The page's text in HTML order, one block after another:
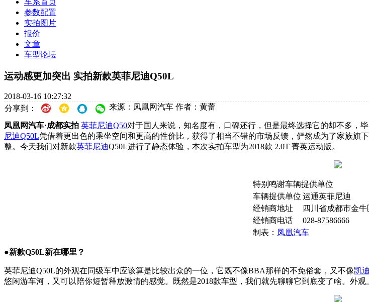
参数配置
实拍图片
报价
文章
车型论坛
运动感更加突出 实拍新款英菲尼迪Q50L
2018-03-16 10:27:32
分享到：
来源：凤凰网汽车 作者：黄蕾
凤凰网汽车·成都实拍 英菲尼迪Q50对于国人来说，知名度有，口碑还行，但是最终选择它的却不多，
尼迪Q50L凭借着更出色的乘坐空间和更高的性价比，获得了相当不错的市场反馈，俨然成为了家族
整。今天我们对新款英菲尼迪Q50L进行了静态体验，本次实拍车型为2018款 2.0T 菁英运动版。
特别鸣谢车辆提供单位
车辆提供单位 运通英菲尼迪
经销商地址
四川省成都市金
经销商电话
028-87586666
制表： 凤凰汽车
●新款Q50L新在哪里？
英菲尼迪Q50L的外观在同级车中应该算是比较出众的一位，它既不像BBA那样的不免俗套，又不像凯
悠闲游车河，又可以陪你短暂释放激情的感觉。既然是2018款车型，我们就先聊聊它到底变了啥。外